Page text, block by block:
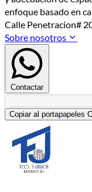
enfoque basado en
Calle Penetracion#
Sobre nosotros
Contactar
Copiar al portapapeles